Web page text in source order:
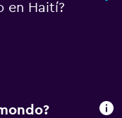
en Haití?